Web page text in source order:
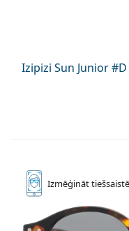
Izipizi Sun Junior
Izmēģināttiešsaistē